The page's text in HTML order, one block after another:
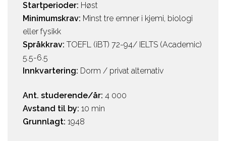
Startperioder: Høst
Minimumskrav: Minst tre emner i kjemi, biologi
eller fysikk
Språkkrav: TOEFL (iBT) 72-94/ IELTS (Academic)
5.5-6.5
Innkvartering: Dorm / privat alternativ
Ant. studerende/år: 4 000
Avstand til by: 10 min
Grunnlagt: 1948